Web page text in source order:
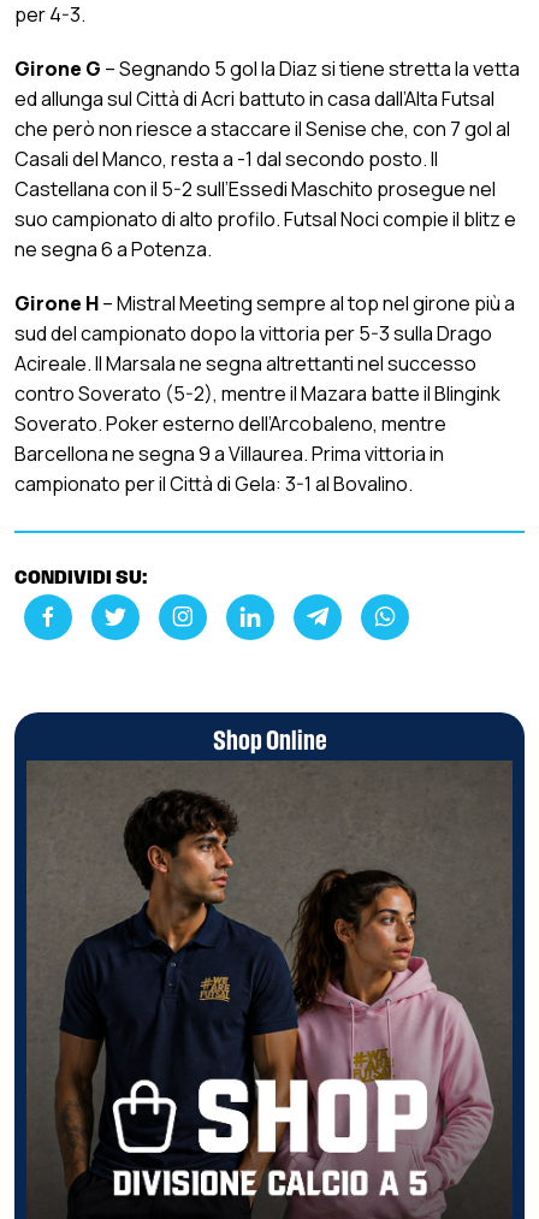
per 4-3.
Girone G – Segnando 5 gol la Diaz si tiene stretta la vetta
ed allunga sul Città di Acri battuto in casa dall’Alta Futsal
che però non riesce a staccare il Senise che, con 7 gol al
Casali del Manco, resta a -1 dal secondo posto. Il
Castellana con il 5-2 sull’Essedi Maschito prosegue nel
suo campionato di alto profilo. Futsal Noci compie il blitz e
ne segna 6 a Potenza.
Girone H– Mistral Meeting sempre al top nel girone più a
sud del campionato dopo la vittoria per 5-3 sulla Drago
Acireale. Il Marsala ne segna altrettanti nel successo
contro Soverato (5-2), mentre il Mazara batte il Blingink
Soverato. Poker esterno dell’Arcobaleno, mentre
Barcellona ne segna 9 a Villaurea. Prima vittoria in
campionato per il Città di Gela: 3-1 al Bovalino.
CONDIVIDI SU:
Shop Online